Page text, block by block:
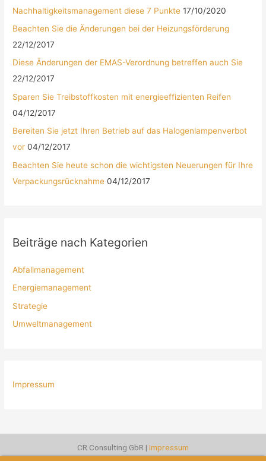
Nachhaltigkeitsmanagement diese 7 Punkte 17/10/2020
Beachten Sie die Änderungen bei der Heizungsförderung
22/12/2017
Diese Änderungen der EMAS-Verordnung betreffen auch Sie
22/12/2017
Sparen Sie Treibstoffkosten mit energieeffizienten Reifen
04/12/2017
Bereiten Sie jetzt Ihren Betrieb auf das Halogenlampenverbot
vor 04/12/2017
Beachten Sie heute schon die wichtigsten Neuerungen für Ihre
Verpackungsrücknahme 04/12/2017
Beiträge nach Kategorien
Abfallmanagement
Energiemanagement
Strategie
Umweltmanagement
Impressum
CR Consulting GbR | Impressum